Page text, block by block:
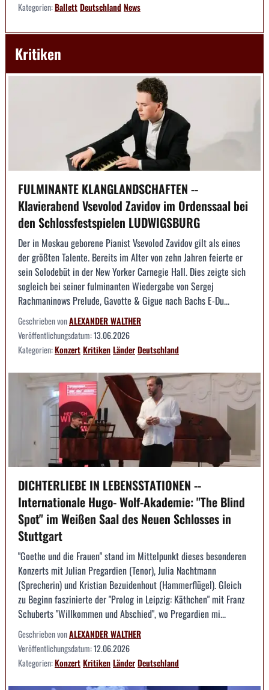
Kategorien:BallettDeutschlandNews
Kritiken
FULMINANTE KLANGLANDSCHAFTEN --
Klavierabend Vsevolod Zavidov im Ordenssaal bei
den Schlossfestspielen LUDWIGSBURG
Der in Moskau geborene Pianist Vsevolod Zavidov gilt als eines
der größten Talente. Bereits im Alter von zehn Jahren feierte er
sein Solodebüt in der New Yorker Carnegie Hall. Dies zeigte sich
sogleich bei seiner fulminanten Wiedergabe von Sergej
Rachmaninows Prelude, Gavotte & Gigue nach Bachs E-Du...
Geschrieben vonALEXANDER WALTHER
Veröffentlichungsdatum:13.06.2026
Kategorien:KonzertKritikenLänderDeutschland
DICHTERLIEBE IN LEBENSSTATIONEN --
Internationale Hugo- Wolf-Akademie: "The Blind
Spot" im Weißen Saal des Neuen Schlosses in
Stuttgart
"Goethe und die Frauen" stand im Mittelpunkt dieses besonderen
Konzerts mit Julian Pregardien (Tenor), Julia Nachtmann
(Sprecherin) und Kristian Bezuidenhout (Hammerflügel). Gleich
zu Beginn faszinierte der "Prolog in Leipzig: Käthchen" mit Franz
Schuberts "Willkommen und Abschied", wo Pregardien mi...
Geschrieben vonALEXANDER WALTHER
Veröffentlichungsdatum:12.06.2026
Kategorien:KonzertKritikenLänderDeutschland